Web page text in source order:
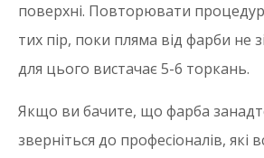
поверхні. Повторювати
тих пір, поки пляма від фарби не
для цього вистачає 5-6 торкань.
Якщо ви бачите, що фарба
зверніться до професіоналів, які